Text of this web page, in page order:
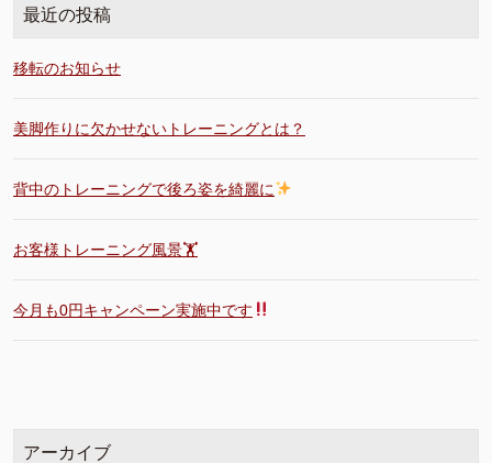
最近の投稿
移転のお知らせ
美脚作りに欠かせないトレーニングとは？
背中のトレーニングで後ろ姿を綺麗に
お客様トレーニング風景🏋️
今月も0円キャンペーン実施中です
アーカイブ